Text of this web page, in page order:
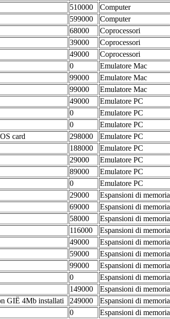
510000 Computer
599000
Computer
68000
Coprocessori
39000
Coprocessori
49000 Coprocessori
0
Emulatore Mac
99000
Emulatore Mac
99000
Emulatore Mac
49000
Emulatore PC
0
Emulatore PC
0 Emulatore PC
card
298000
Emulatore PC
188000
Emulatore PC
29000
Emulatore PC
89000
Emulatore PC
0
Emulatore PC
29000
Espansioni di memoria
69000
Espansioni di memoria
58000
Espansioni di memoria
116000
Espansioni di memoria
49000
Espansioni di memoria
59000
Espansioni di memoria
99000 Espansioni di memoria
0
Espansioni di memoria
149000
Espansioni di memoria
GIË 4Mb installati
249000
Espansioni di memoria
0
Espansioni di memoria